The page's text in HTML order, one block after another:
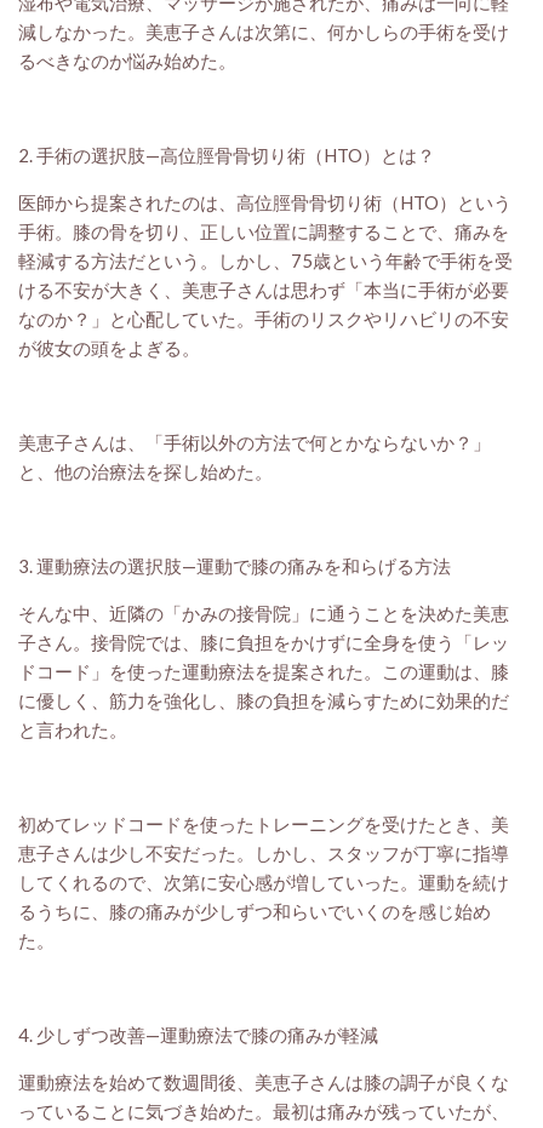
減しなかった。美恵子さんは次第に、何かしらの手術を受け
るべきなのか悩み始めた。
2. 手術の選択肢—高位脛骨骨切り術（HTO）とは？
医師から提案されたのは、高位脛骨骨切り術（HTO）という
手術。膝の骨を切り、正しい位置に調整することで、痛みを
軽減する方法だという。しかし、75歳という年齢で手術を受
ける不安が大きく、美恵子さんは思わず「本当に手術が必要
なのか？」と心配していた。手術のリスクやリハビリの不安
が彼女の頭をよぎる。
美恵子さんは、「手術以外の方法で何とかならないか？」
と、他の治療法を探し始めた。
3. 運動療法の選択肢—運動で膝の痛みを和らげる方法
そんな中、近隣の「かみの接骨院」に通うことを決めた美恵
子さん。接骨院では、膝に負担をかけずに全身を使う「レッ
ドコード」を使った運動療法を提案された。この運動は、膝
に優しく、筋力を強化し、膝の負担を減らすために効果的だ
と言われた。
初めてレッドコードを使ったトレーニングを受けたとき、美
恵子さんは少し不安だった。しかし、スタッフが丁寧に指導
してくれるので、次第に安心感が増していった。運動を続け
るうちに、膝の痛みが少しずつ和らいでいくのを感じ始め
た。
4. 少しずつ改善—運動療法で膝の痛みが軽減
運動療法を始めて数週間後、美恵子さんは膝の調子が良くな
っていることに気づき始めた。最初は痛みが残っていたが、